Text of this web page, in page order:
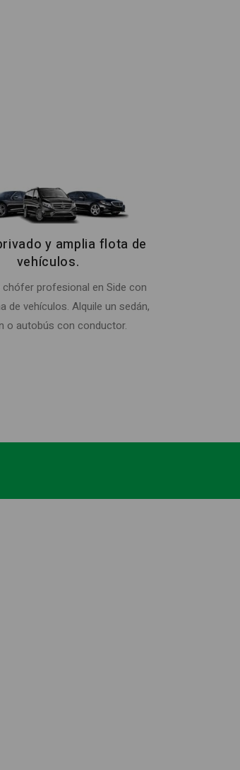
y amplia flota de
vehículos.
chófer profesional en Side con
de vehículos. Alquile un sedán,
o autobús con conductor.